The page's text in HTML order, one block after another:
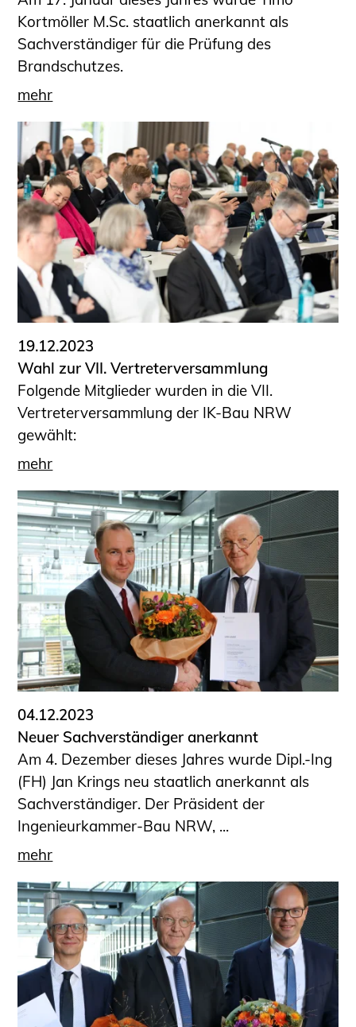
Kortmöller M.Sc. staatlich anerkannt als
Sachverständiger für die Prüfung des
Brandschutzes.
mehr
19.12.2023
Wahl zur VII. Vertreterversammlung
Folgende Mitglieder wurden in die VII.
Vertreterversammlung der IK-Bau NRW
gewählt:
mehr
04.12.2023
Neuer Sachverständiger anerkannt
Am 4. Dezember dieses Jahres wurde Dipl.-Ing
(FH) Jan Krings neu staatlich anerkannt als
Sachverständiger. Der Präsident der
Ingenieurkammer-Bau NRW, ...
mehr